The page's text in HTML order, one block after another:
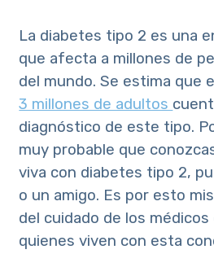
La diabetes tipo 2 es una
que afecta a millones de
del mundo. Se estima que
3 millones de adultos
diagnóstico de este tipo.
muy probable que
viva con diabetes tipo 2,
o un amigo. Es por esto
del cuidado de los
quienes viven con esta